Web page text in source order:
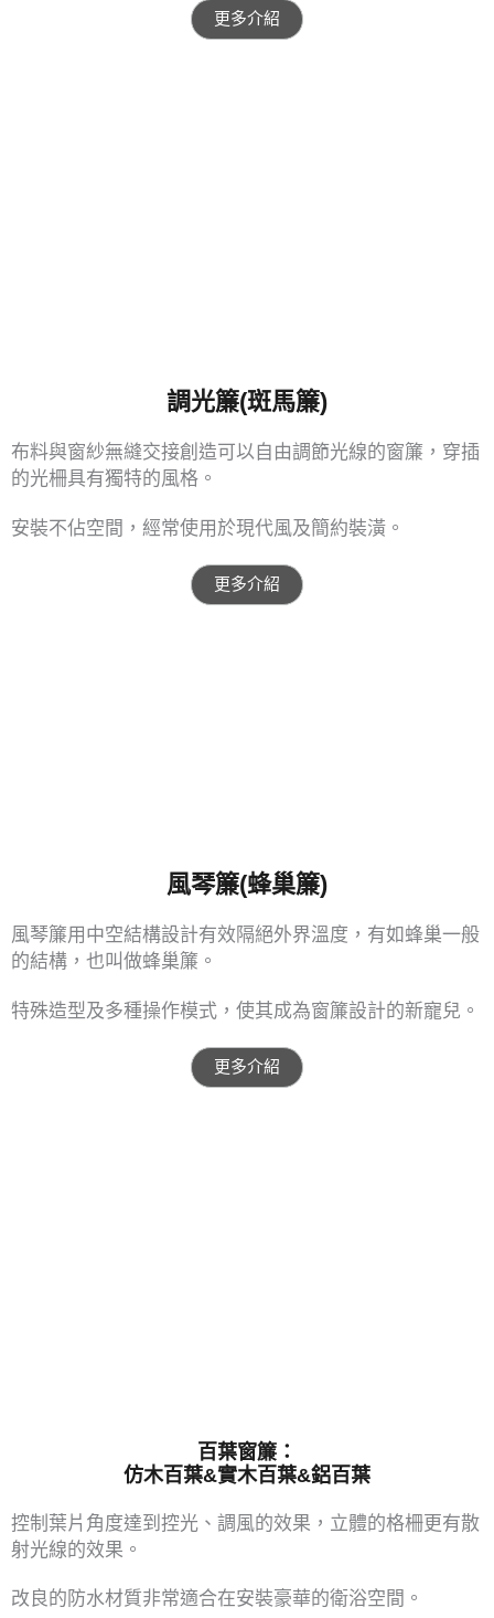
更多介紹
調光簾(斑馬簾)
布料與窗紗無縫交接創造可以自由調節光線的窗簾，穿插
的光柵具有獨特的風格。
安裝不佔空間，經常使用於現代風及簡約裝潢。
更多介紹
風琴簾(蜂巢簾)
風琴簾用中空結構設計有效隔絕外界溫度，有如蜂巢一般
的結構，也叫做蜂巢簾。
特殊造型及多種操作模式，使其成為窗簾設計的新寵兒。
更多介紹
百葉窗簾：
仿木百葉&實木百葉&鋁百葉
控制葉片角度達到控光、調風的效果，立體的格柵更有散
射光線的效果。
改良的防水材質非常適合在安裝豪華的衛浴空間。